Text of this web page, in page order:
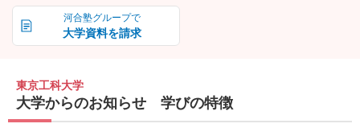
河合塾グループで
大学資料を請求
東京工科大学
大学からのお知らせ 学びの特徴